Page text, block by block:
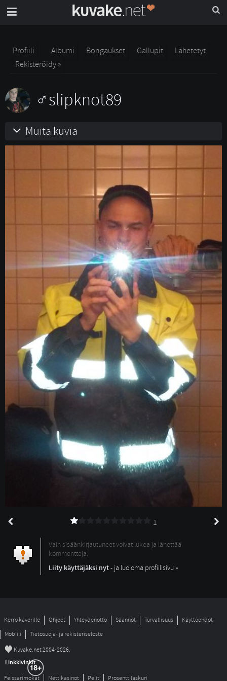
Profiili Albumi Bongaukset Gallupit
Lähetetyt
Rekisteröidy »
slipknot89
Muita kuvia
1
Vain sisäänkirjautuneet voivat lukea ja lähettää
kommentteja.
Liity käyttäjäksi nyt- ja luo oma profiilisivu »
Kerro kaverille Ohjeet Yhteydenotto Säännöt Turvallisuus
Käyttöehdot
Mobiili
Tietosuoja- ja rekisteriseloste
© Kuvake.net 2004-2026.
Linkkivinkit
Feissarimokat Nettikasinot Pelit Prosenttilaskuri